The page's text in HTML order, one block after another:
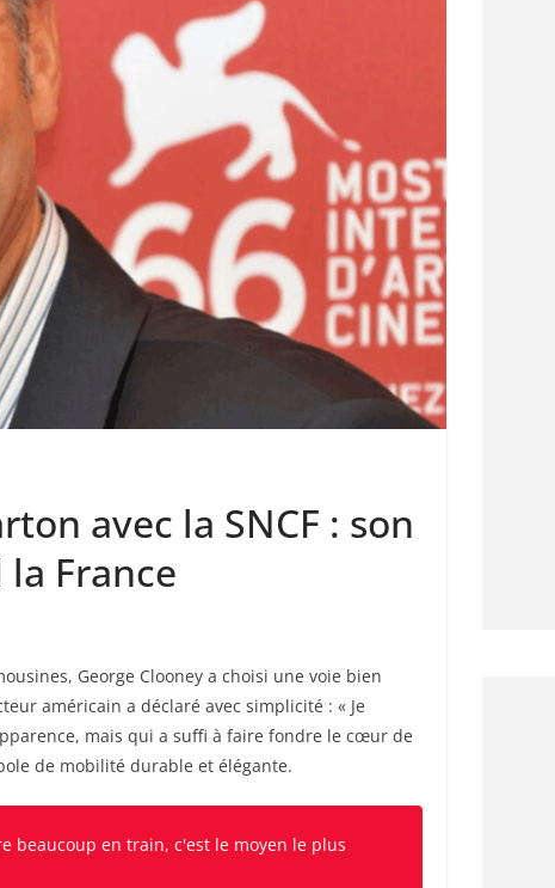
avec la SNCF : son
France
George Clooney a choisi une voie bien
américain a déclaré avec simplicité : « Je
mais qui a suffi à faire fondre le cœur de
de mobilité durable et élégante.
beaucoup en train, c'est le moyen le plus